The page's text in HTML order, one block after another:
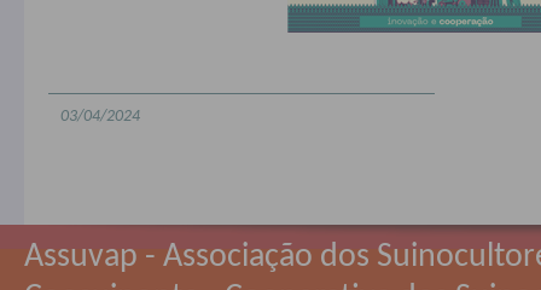
03/04/2024
Assuvap - Associação dos